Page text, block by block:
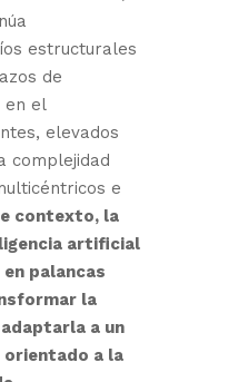
estructurales
de
en el
elevados
complejidad
e
contexto, la
artificial
palancas
la
a un
orientado a la